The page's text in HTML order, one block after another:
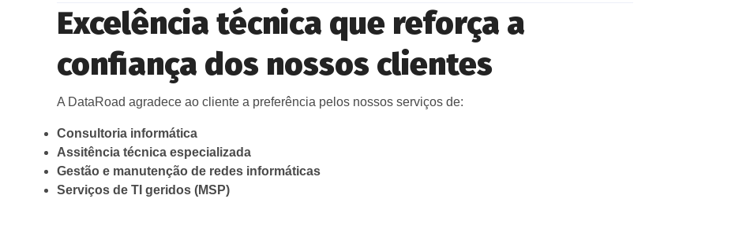
Excelência técnica que reforça a
confiança dos nossos clientes
A DataRoad agradece ao cliente a preferência pelos nossos serviços de:
Consultoria informática
Assitência técnica especializada
Gestão e manutenção de redes informáticas
Serviços de TI geridos (MSP)